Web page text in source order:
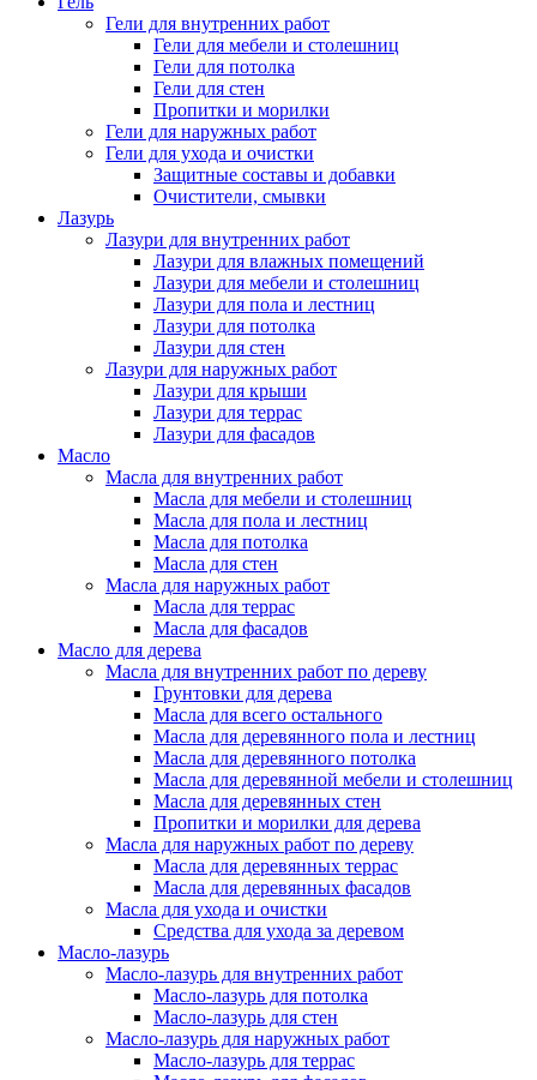
Гели для внутренних работ
Гели для мебели и столешниц
Гели для потолка
Гели для стен
Пропитки и морилки
Гели для наружных работ
Гели для ухода и очистки
Защитные составы и добавки
Очистители, смывки
Лазурь
Лазури для внутренних работ
Лазури для влажных помещений
Лазури для мебели и столешниц
Лазури для пола и лестниц
Лазури для потолка
Лазури для стен
Лазури для наружных работ
Лазури для крыши
Лазури для террас
Лазури для фасадов
Масло
Масла для внутренних работ
Масла для мебели и столешниц
Масла для пола и лестниц
Масла для потолка
Масла для стен
Масла для наружных работ
Масла для террас
Масла для фасадов
Масло для дерева
Масла для внутренних работ по дереву
Грунтовки для дерева
Масла для всего остального
Масла для деревянного пола и лестниц
Масла для деревянного потолка
Масла для деревянной мебели и столешниц
Масла для деревянных стен
Пропитки и морилки для дерева
Масла для наружных работ по дереву
Масла для деревянных террас
Масла для деревянных фасадов
Масла для ухода и очистки
Средства для ухода за деревом
Масло-лазурь
Масло-лазурь для внутренних работ
Масло-лазурь для потолка
Масло-лазурь для стен
Масло-лазурь для наружных работ
Масло-лазурь для террас